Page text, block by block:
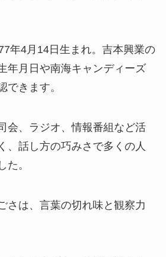
年4月14日生まれ。吉本興業の
年月日や南海キャンディーズ
できます。
会、ラジオ、情報番組など活
、話し方の巧みさで多くの人
た。
さは、言葉の切れ味と観察力